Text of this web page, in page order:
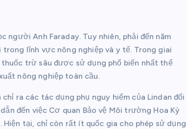
người Anh Faraday. Tuy nhiên, phải đến năm
lĩnh vực nông nghiệp và y tế. Trong giai
trừ sâu được sử dụng phổ biến nhất thế
nông nghiệp toàn cầu.
ra các tác dụng phụ nguy hiểm của Lindan đối
đến việc Cơ quan Bảo vệ Môi trường Hoa Kỳ
Hiện tại, chỉ còn rất ít quốc gia cho phép sử dụng